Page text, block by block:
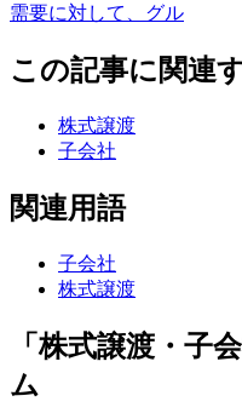
需要に対して、グル
この記事に関連
株式譲渡
子会社
関連用語
子会社
株式譲渡
「株式譲渡・子
ム